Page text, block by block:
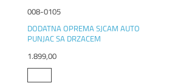
008-0105
DODATNA OPREMA SJCAM AUTO
PUNJAC SA DRZACEM
1.899,00